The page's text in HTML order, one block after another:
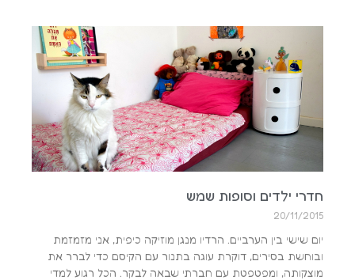
חדרי ילדים וסופות שמש
20/11/2015
יום שישי בין הערביים. הרדיו מנגן מוזיקה כיפית, אני מזמזמת
ובוחשת בסירים, דוקרת עוגה בתנור עם הקיסם כדי לברר את
מוצקותה, ומפטפטת עם חברתי שבאה לבקר. הכל רגוע למדי